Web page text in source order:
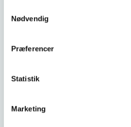
Nødvendig
Præferencer
Statistik
Marketing
Bliv en del af
08.04.2026